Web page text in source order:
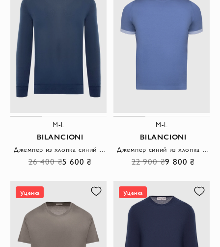
M-L
BILANCIONI
Джемпер из хлопка синий мужской
26 400 ₴5 600 ₴
M-L
BILANCIONI
Джемпер синий из хлопка мужской
22 900 ₴9 800 ₴
Уценка Уценка